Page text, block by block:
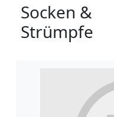
Socken &
Strümpfe